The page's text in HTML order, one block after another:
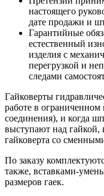
настоящего
дате продажи и
Гарантийные
естественный
изделия с
перегрузкой и
следами
Гайковерты
работе в
соединения), и когда
выступают над гайкой,
гайковерта со
По заказу
также, вставками-
размеров гаек.